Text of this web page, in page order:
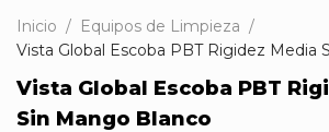
Inicio / Equipos de Limpieza /
Vista Global Escoba PBT Rigidez Media
Vista Global Escoba PBT
Sin Mango Blanco